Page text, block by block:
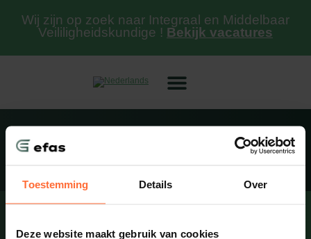
Toestemming Details Over
Deze website maakt gebruik van cookies
Wij zijn op zoek naar Integraal en Middelbaar
Veililigheidskundige ! Bekijk vacatures
kracht
Algemene
Algemene
info@efas.nl